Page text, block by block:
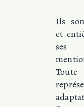
Ils
et
ses